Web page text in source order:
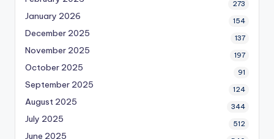
273
January 2026 154
December 2025 137
November 2025 197
October 2025 91
September 2025 124
August 2025 344
July 2025 512
June 2025